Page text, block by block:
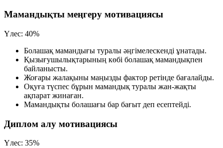
Мамандықты меңгеру мотивациясы
Үлес: 40%
Болашақ мамандығы туралы әңгімелескенді ұнатады.
Қызығушылықтарының көбі болашақ мамандықпен
байланысты.
Жоғары жалақыны маңызды фактор ретінде бағалайды.
Оқуға түспес бұрын мамандық туралы жан-жақты
ақпарат жинаған.
Мамандықты болашағы бар бағыт деп есептейді.
Диплом алу мотивациясы
Үлес: 35%